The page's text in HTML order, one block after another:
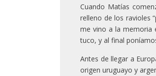
Cuando Matías
relleno de los ravioles
me vino a la memoria
tuco, y al final
Antes de llegar a
origen uruguayo y